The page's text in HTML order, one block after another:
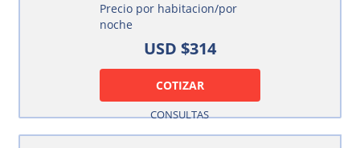
Precio por habitacion/por
noche
USD $314
COTIZAR
CONSULTAS